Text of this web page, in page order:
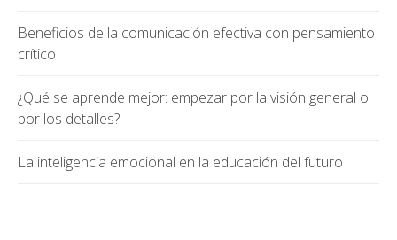
Beneficios de la comunicación efectiva con pensamiento
crítico
¿Qué se aprende mejor: empezar por la visión general o
por los detalles?
La inteligencia emocional en la educación del futuro